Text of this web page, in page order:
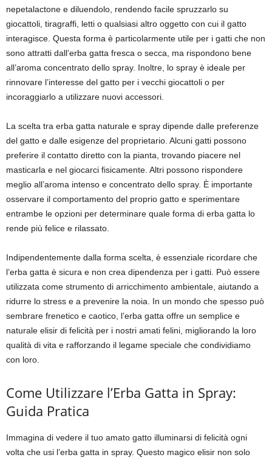
nepetalactone e diluendolo, rendendo facile spruzzarlo su
giocattoli, tiragraffi, letti o qualsiasi altro oggetto con cui il gatto
interagisce. Questa forma è particolarmente utile per i gatti che non
sono attratti dall’erba gatta fresca o secca, ma rispondono bene
all’aroma concentrato dello spray. Inoltre, lo spray è ideale per
rinnovare l’interesse del gatto per i vecchi giocattoli o per
incoraggiarlo a utilizzare nuovi accessori.
La scelta tra erba gatta naturale e spray dipende dalle preferenze
del gatto e dalle esigenze del proprietario. Alcuni gatti possono
preferire il contatto diretto con la pianta, trovando piacere nel
masticarla e nel giocarci fisicamente. Altri possono rispondere
meglio all’aroma intenso e concentrato dello spray. È importante
osservare il comportamento del proprio gatto e sperimentare
entrambe le opzioni per determinare quale forma di erba gatta lo
rende più felice e rilassato.
Indipendentemente dalla forma scelta, è essenziale ricordare che
l’erba gatta è sicura e non crea dipendenza per i gatti. Può essere
utilizzata come strumento di arricchimento ambientale, aiutando a
ridurre lo stress e a prevenire la noia. In un mondo che spesso può
sembrare frenetico e caotico, l’erba gatta offre un semplice e
naturale elisir di felicità per i nostri amati felini, migliorando la loro
qualità di vita e rafforzando il legame speciale che condividiamo
con loro.
Come Utilizzare l’Erba Gatta in Spray:
Guida Pratica
Immagina di vedere il tuo amato gatto illuminarsi di felicità ogni
volta che usi l’erba gatta in spray. Questo magico elisir non solo